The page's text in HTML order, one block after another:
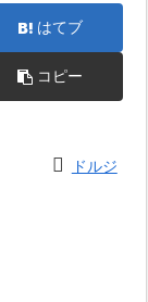
はてブ
コピー
ドルジ